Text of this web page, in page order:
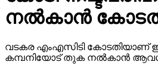
നല്‍കാന്‍
വടകര എംഎസിടി
കമ്പനിയോട് തുക നല്‍കാന്‍